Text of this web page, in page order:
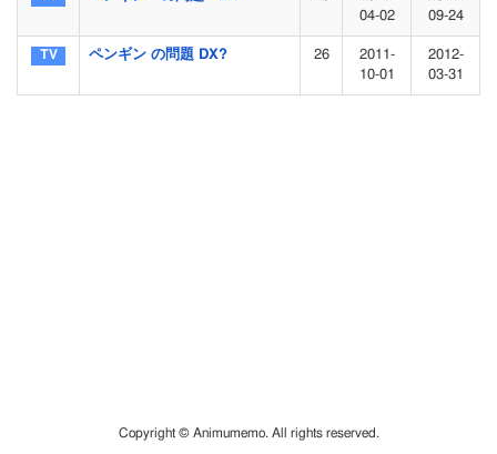
04-02
09-24
ペンギン の問題 DX? 26
2011-
10-01
2012-
03-31
Copyright © Animumemo. All rights reserved.